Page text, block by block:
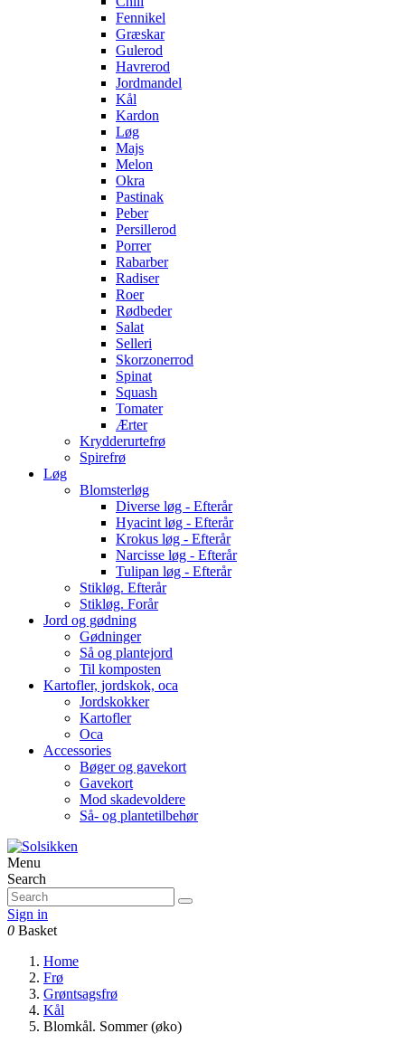
Fennikel
Græskar
Gulerod
Havrerod
Jordmandel
Kål
Kardon
Løg
Majs
Melon
Okra
Pastinak
Peber
Persillerod
Porrer
Rabarber
Radiser
Roer
Rødbeder
Salat
Selleri
Skorzonerrod
Spinat
Squash
Tomater
Ærter
Krydderurtefrø
Spirefrø
Løg
Blomsterløg
Diverse løg - Efterår
Hyacint løg - Efterår
Krokus løg - Efterår
Narcisse løg - Efterår
Tulipan løg - Efterår
Stikløg. Efterår
Stikløg. Forår
Jord og gødning
Gødninger
Så og plantejord
Til komposten
Kartofler, jordskok, oca
Jordskokker
Kartofler
Oca
Accessories
Bøger og gavekort
Gavekort
Mod skadevoldere
Så- og plantetilbehør
Menu
Search
Sign in
0 Basket
Home
Frø
Grøntsagsfrø
Kål
Blomkål. Sommer (øko)